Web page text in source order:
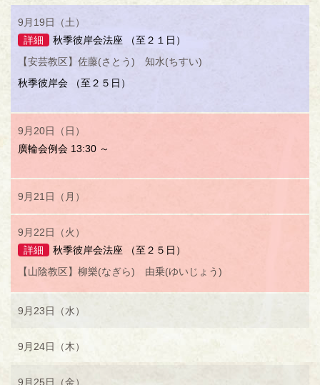
9月19日（土）
詳細
秋季彼岸会法座 （至２１日）
【安芸教区】佐藤(さとう) 知水(ちすい)
秋季彼岸会 （至２５日）
9月20日（日）
廣輪会例会 13:30 ～
9月21日（月）
9月22日（火）
詳細
秋季彼岸会法座 （至２５日）
【山陰教区】柳樂(なぎら) 由乗(ゆいじょう)
9月23日（水）
9月24日（木）
9月25日（金）